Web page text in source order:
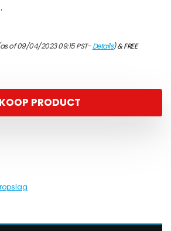
of 09/04/2023 09:15 PST-Details)&FREE
KOOP PRODUCT